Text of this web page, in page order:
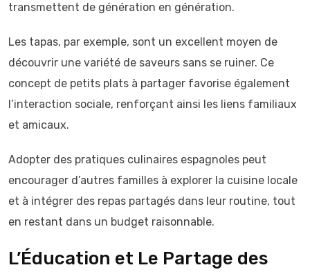
transmettent de génération en génération.
Les tapas, par exemple, sont un excellent moyen de
découvrir une variété de saveurs sans se ruiner. Ce
concept de petits plats à partager favorise également
l’interaction sociale, renforçant ainsi les liens familiaux
et amicaux.
Adopter des pratiques culinaires espagnoles peut
encourager d’autres familles à explorer la cuisine locale
et à intégrer des repas partagés dans leur routine, tout
en restant dans un budget raisonnable.
L’Éducation et Le Partage des